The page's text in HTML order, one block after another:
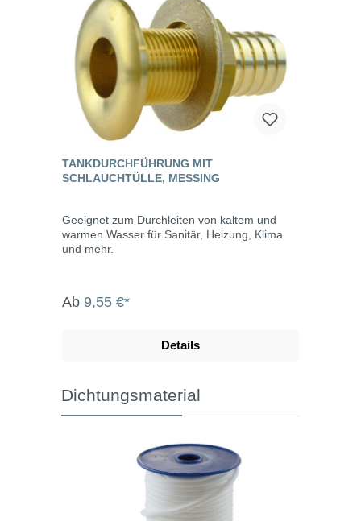
TANKDURCHFÜHRUNG MIT
SCHLAUCHTÜLLE, MESSING
Geeignet zum Durchleiten von kaltem und
warmen Wasser für Sanitär, Heizung, Klima
und mehr.
Ab 9,55 €*
Details
Dichtungsmaterial